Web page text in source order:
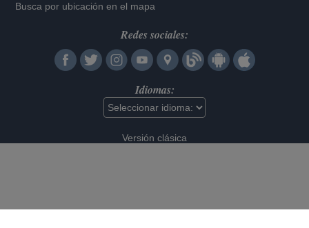
Busca por ubicación en el mapa
Redes sociales:
Idiomas:
Versión clásica